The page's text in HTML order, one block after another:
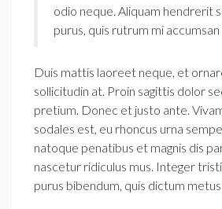
odio neque. Aliquam hendrerit
purus, quis rutrum mi accumsan
Duis mattis laoreet neque, et
sollicitudin at. Proin sagittis dolor
pretium. Donec et justo ante.
sodales est, eu rhoncus urna
natoque penatibus et magnis dis
nascetur ridiculus mus. Integer
purus bibendum, quis dictum